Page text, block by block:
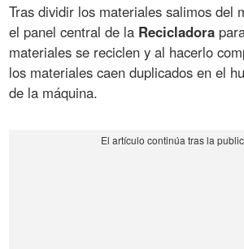
Tras dividir los materiales salimos del
el panel central de la Recicladora
materiales se reciclen y al hacerlo
los materiales caen duplicados en el
de la máquina.